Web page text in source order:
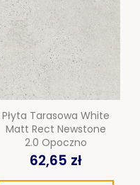
Płyta Tarasowa White
Matt Rect Newstone
2.0 Opoczno
62,65 zł